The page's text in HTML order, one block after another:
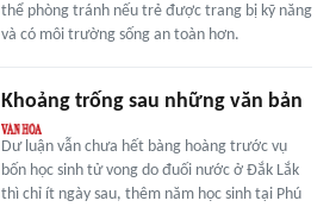
thể phòng tránh nếu trẻ được trang bị kỹ năng
và có môi trường sống an toàn hơn.
Khoảng trống sau những văn bản
Dư luận vẫn chưa hết bàng hoàng trước vụ
bốn học sinh tử vong do đuối nước ở Đắk Lắk
thì chỉ ít ngày sau, thêm năm học sinh tại Phú